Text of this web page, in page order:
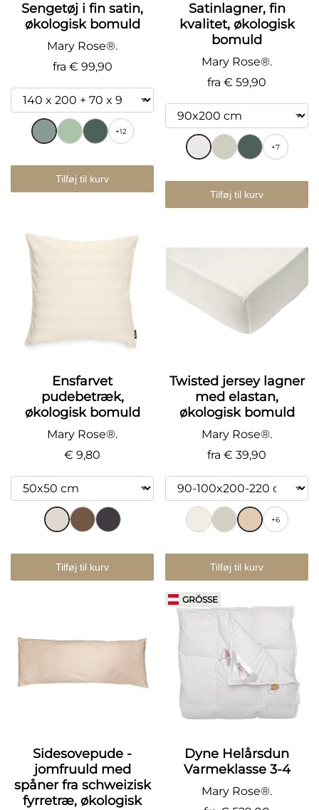
Sengetøj i fin satin,
økologisk bomuld
Mary Rose®.
fra € 99,90
+12
Tilføj til kurv
Satinlagner, fin
kvalitet, økologisk
bomuld
Mary Rose®.
fra € 59,90
+7
Tilføj til kurv
Ensfarvet
pudebetræk,
økologisk bomuld
Mary Rose®.
€ 9,80
Tilføj til kurv
Twisted jersey lagner
med elastan,
økologisk bomuld
Mary Rose®.
fra € 39,90
+6
Tilføj til kurv
Sidesovepude -
jomfruuld med
spåner fra schweizisk
fyrretræ, økologisk
GRÖSSE
Dyne Helårsdun
Varmeklasse 3-4
Mary Rose®.